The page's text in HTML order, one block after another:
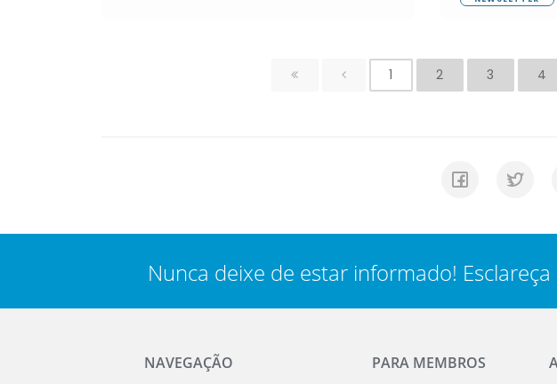
1 2 3 4
Nunca deixe de estar informado! Esclareça
NAVEGAÇÃO PARA MEMBROS